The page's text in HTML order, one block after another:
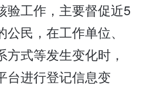
验工作，主要督促近5
民，在工作单位、
式等发生变化时，
台进行登记信息变